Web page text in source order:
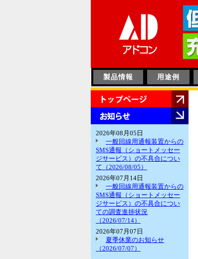
製品情報 用途例
せ2026年08月05日
一般回線用通報装置からの
SMS通報（ショートメッセー
ジサービス）の不具合につい
て（2026/08/05）
2026年07月14日
一般回線用通報装置からの
SMS通報（ショートメッセー
ジサービス）の不具合につい
ての調査進捗状況
（2026/07/14）
2026年07月07日
夏季休業のお知らせ
（2026/07/07）